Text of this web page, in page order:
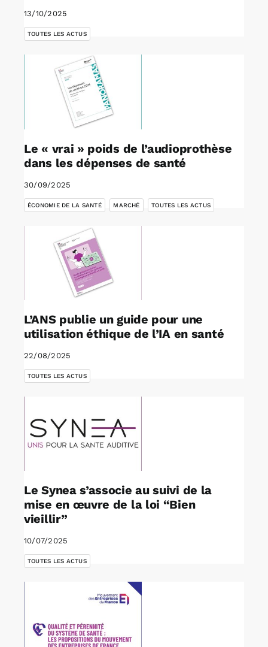
13/10/2025
TOUTES LES ACTUS
Le « vrai » poids de l’audioprothèse
dans les dépenses de santé
30/09/2025
ÉCONOMIE DE LA SANTÉ MARCHÉ TOUTES LES ACTUS
L’ANS publie un guide pour une
utilisation éthique de l’IA en santé
22/08/2025
TOUTES LES ACTUS
Le Synea s’associe au suivi de la
mise en œuvre de la loi “Bien
vieillir”
10/07/2025
TOUTES LES ACTUS